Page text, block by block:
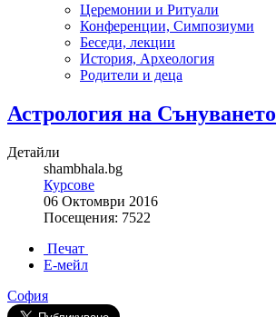
Церемонии и Ритуали
Конференции, Симпозиуми
Беседи, лекции
История, Археология
Родители и деца
Астрология на Сънуването
Детайли
shambhala.bg
Курсове
06 Октомври 2016
Посещения: 7522
Печат
Е-мейл
София